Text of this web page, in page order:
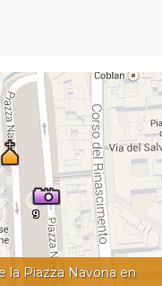
la Piazza Navona en